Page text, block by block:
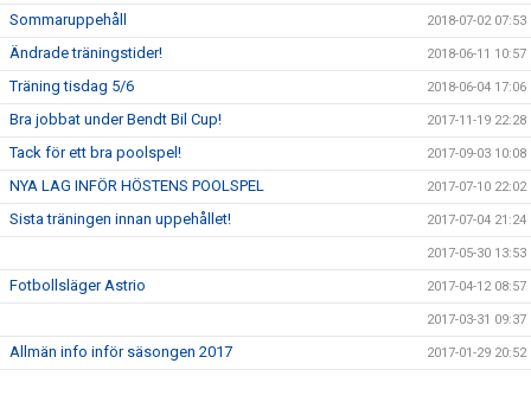
Sommaruppehåll 2018-07-02 07:53
Ändrade träningstider! 2018-06-11 10:57
Träning tisdag 5/6 2018-06-04 17:06
Bra jobbat under Bendt Bil Cup! 2017-11-19 22:28
Tack för ett bra poolspel! 2017-09-03 10:08
NYA LAG INFÖR HÖSTENS POOLSPEL 2017-07-10 22:02
Sista träningen innan uppehållet! 2017-07-04 21:24
2017-05-30 13:53
Fotbollsläger Astrio 2017-04-12 08:57
2017-03-31 09:37
Allmän info inför säsongen 2017 2017-01-29 20:52